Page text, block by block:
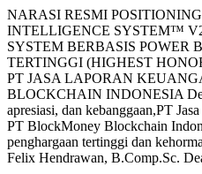
PT
JASA
KONSULTAN
KEUANGAN
2026
TRANSFORMASI
AKUNTANSI
MENUJU
INTELIJEN
FINANSIAL
OTONOM
BERBASIS
BLOCKCHAIN
&
POSITIONINGJKK
FINANCIAL
INTELLIGENCE
SYSTEM™
V2(VERSI
BI–
ACCOUNTING
SYSTEM
BERBASIS
POWER
NARASI RESMI
INTELLIGENCE SYSTEM™
SYSTEM BERBASIS POWER
TERTINGGI (HIGHEST
PT JASA LAPORAN
BLOCKCHAIN INDONESIA
apresiasi, dan kebanggaan,PT
PT BlockMoney Blockchain
penghargaan tertinggi dan
Felix Hendrawan, B.Comp.Sc.